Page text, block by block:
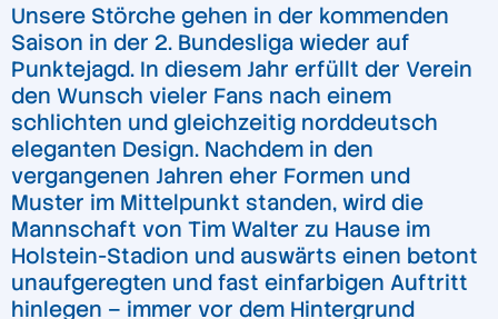
Unsere Störche gehen in der kommenden
Saison in der 2. Bundesliga wieder auf
Punktejagd. In diesem Jahr erfüllt der Verein
den Wunsch vieler Fans nach einem
schlichten und gleichzeitig norddeutsch
eleganten Design. Nachdem in den
vergangenen Jahren eher Formen und
Muster im Mittelpunkt standen, wird die
Mannschaft von Tim Walter zu Hause im
Holstein-Stadion und auswärts einen betont
unaufgeregten und fast einfarbigen Auftritt
hinlegen – immer vor dem Hintergrund